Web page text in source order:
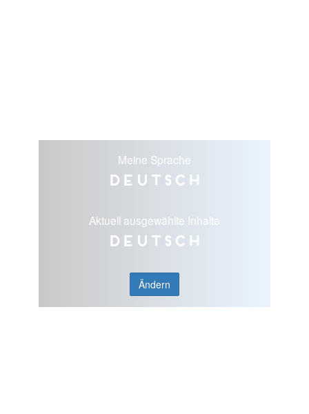
Meine Sprache
Deutsch
Aktuell ausgewählte Inhalte
Deutsch
Ändern